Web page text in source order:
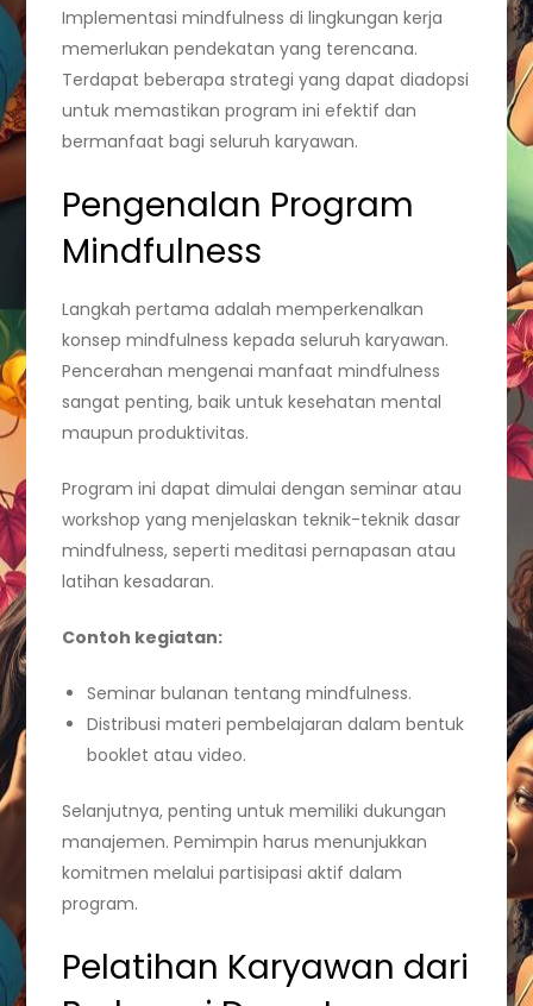
Implementasi mindfulness di lingkungan kerja
memerlukan pendekatan yang terencana.
Terdapat beberapa strategi yang dapat diadopsi
untuk memastikan program ini efektif dan
bermanfaat bagi seluruh karyawan.
Pengenalan Program
Mindfulness
Langkah pertama adalah memperkenalkan
konsep mindfulness kepada seluruh karyawan.
Pencerahan mengenai manfaat mindfulness
sangat penting, baik untuk kesehatan mental
maupun produktivitas.
Program ini dapat dimulai dengan seminar atau
workshop yang menjelaskan teknik-teknik dasar
mindfulness, seperti meditasi pernapasan atau
latihan kesadaran.
Contoh kegiatan:
Seminar bulanan tentang mindfulness.
Distribusi materi pembelajaran dalam bentuk
booklet atau video.
Selanjutnya, penting untuk memiliki dukungan
manajemen. Pemimpin harus menunjukkan
komitmen melalui partisipasi aktif dalam
program.
Pelatihan Karyawan dari